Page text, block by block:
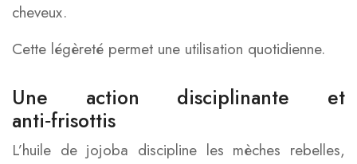
cheveux.
Cette légèreté permet une utilisation quotidienne.
Une action disciplinante et
anti‑frisottis
L’huile de jojoba discipline les mèches rebelles,